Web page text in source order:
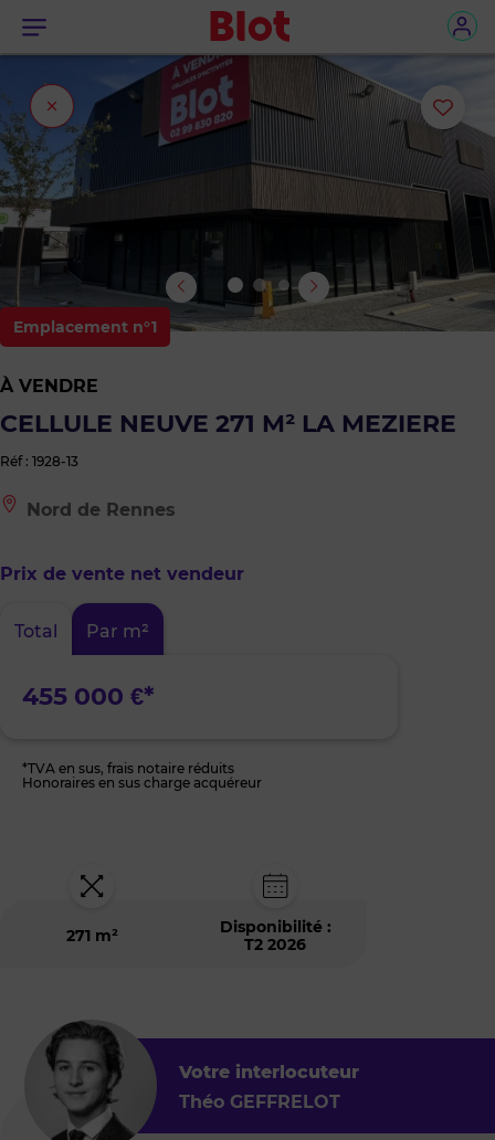
Menu
Fermer
l'onglet
ou
le
bien
Emplacement n°1
À VENDRE
CELLULE NEUVE 271 M² LA MEZIERE
Réf : 1928-13
Le
bien
à
de
Rennes
Nord de Rennes
Prix de vente net vendeur
Total Par m²
455 000 €*
*TVA en sus, frais notaire réduits
Honoraires en sus charge acquéreur
271 m²
Disponibilité :
T2 2026
Votre interlocuteur
Théo GEFFRELOT